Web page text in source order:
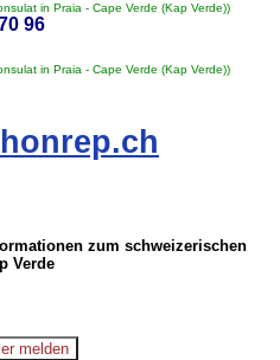
in Praia - Cape Verde (Kap Verde))
96
in Praia - Cape Verde (Kap Verde))
zum schweizerischen
Verde